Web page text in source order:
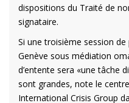
dispositions du Traité de
signataire.
Si une troisième session
Genève sous médiation
d’entente sera «une tâche
sont grandes, note le
International Crisis Group